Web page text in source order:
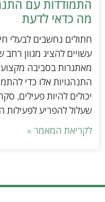
התמודדות עם
מה כדאי לדעת
חתולים נחשבים לבעלי
עשויים להציג מגוון רחב
מאתגרות בסביבה
התנהגויות אלו כדי
יכולים להיות פעילים,
שעלול להפריע לפעילות
לקריאת המאמר »